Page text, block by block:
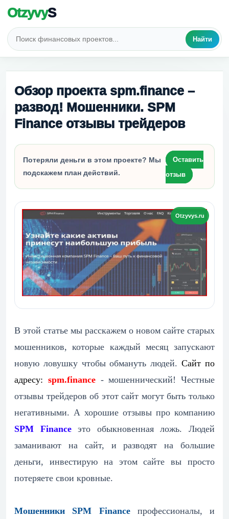
OtzyvyS
Найти
Обзор проекта spm.finance –
развод! Мошенники. SPM
Finance отзывы трейдеров
Потеряли деньги в этом проекте? Мы
подскажем план действий.
Оставить
отзыв
В этой статье мы расскажем о новом сайте старых
мошенников, которые каждый месяц запускают
новую ловушку чтобы обмануть людей. Сайт по
адресу: spm.finance- мошеннический! Честные
отзывы трейдеров об этот сайт могут быть только
негативными. А хорошие отзывы про компанию
SPM Financeэто обыкновенная ложь. Людей
заманивают на сайт, и разводят на большие
деньги, инвестирую на этом сайте вы просто
потеряете свои кровные.
Мошенники SPM Financeпрофессионалы, и